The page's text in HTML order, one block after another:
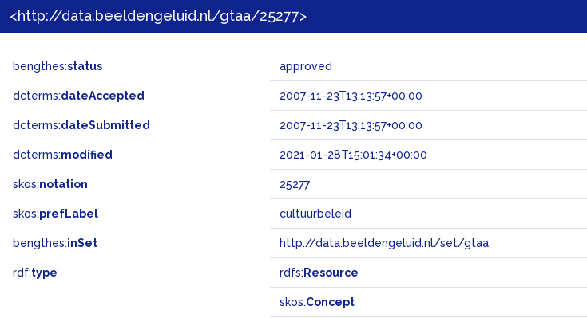
<http://data.beeldengeluid.nl/gtaa/25277>
bengthes:status approved
dcterms:dateAccepted 2007-11-23T13:13:57+00:00
dcterms:dateSubmitted 2007-11-23T13:13:57+00:00
dcterms:modified 2021-01-28T15:01:34+00:00
skos:notation 25277
skos:prefLabel cultuurbeleid
bengthes:inSet http://data.beeldengeluid.nl/set/gtaa
rdf:type rdfs: Resource
skos:Concept